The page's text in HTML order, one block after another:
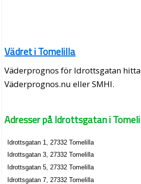
Vädret i Tomelilla
Väderprognos för Idrottsgatan
Väderprognos.nu eller SMHI.
Adresser på Idrottsgatan i
Idrottsgatan 1, 27332 Tomelilla
Idrottsgatan 3, 27332 Tomelilla
Idrottsgatan 5, 27332 Tomelilla
Idrottsgatan 7, 27332 Tomelilla